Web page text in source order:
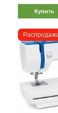
Купить